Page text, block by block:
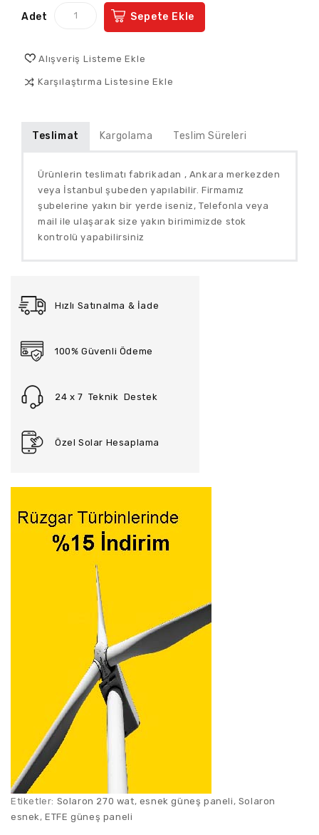
Adet Sepete Ekle
Alışveriş Listeme Ekle
Karşılaştırma Listesine Ekle
Teslimat Kargolama Teslim Süreleri
Ürünlerin teslimatı fabrikadan , Ankara merkezden
veya İstanbul şubeden yapılabilir. Firmamız
şubelerine yakın bir yerde iseniz, Telefonla veya
mail ile ulaşarak size yakın birimimizde stok
kontrolü yapabilirsiniz
Hızlı Satınalma & İade
100% Güvenli Ödeme
24 x 7 Teknik Destek
Özel Solar Hesaplama
Etiketler: Solaron 270 wat, esnek güneş paneli , Solaron
esnek ,ETFE güneş paneli